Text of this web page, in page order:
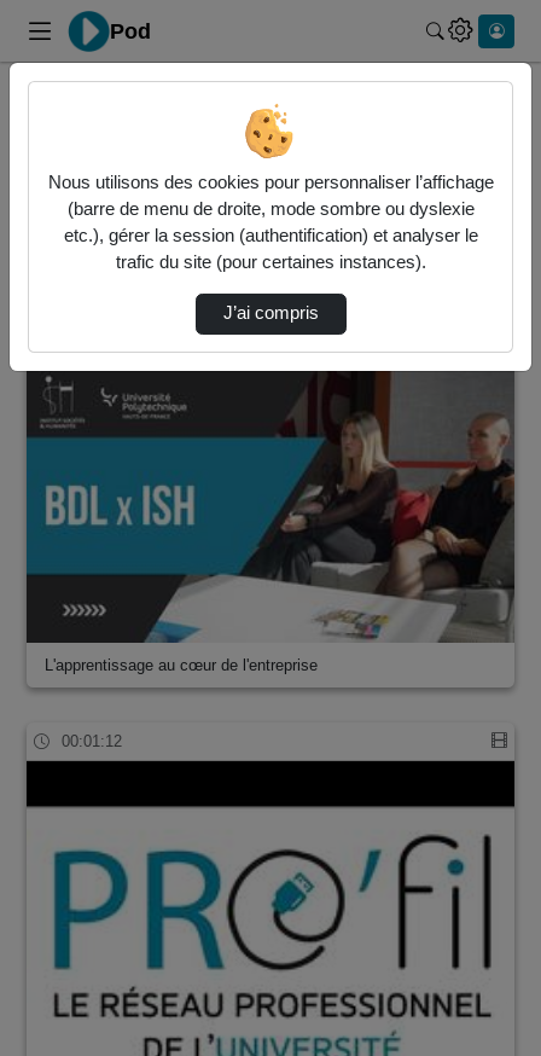
Pod
19 vidéos trouvées
Audio Vidéo Statistiques de vues
Direction de tri
00:03:21
L'apprentissage au cœur de l'entreprise
00:01:12
Nous utilisons des cookies pour personnaliser l’affichage
(barre de menu de droite, mode sombre ou dyslexie
etc.), gérer la session (authentification) et analyser le
trafic du site (pour certaines instances).
J’ai compris